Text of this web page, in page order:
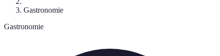
Gastronomie
Gastronomie